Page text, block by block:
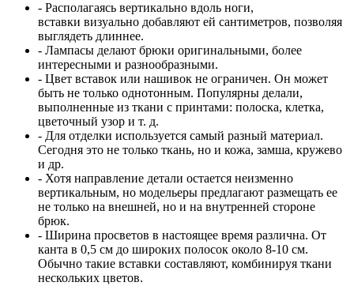
- Располагаясь вертикально вдоль ноги,
вставки визуально добавляют ей сантиметров, позволяя
выглядеть длиннее.
- Лампасы делают брюки оригинальными, более
интересными и разнообразными.
- Цвет вставок или нашивок не ограничен. Он может
быть не только однотонным. Популярны делали,
выполненные из ткани с принтами: полоска, клетка,
цветочный узор и т. д.
- Для отделки используется самый разный материал.
Сегодня это не только ткань, но и кожа, замша, кружево
и др.
- Хотя направление детали остается неизменно
вертикальным, но модельеры предлагают размещать ее
не только на внешней, но и на внутренней стороне
брюк.
- Ширина просветов в настоящее время различна. От
канта в 0,5 см до широких полосок около 8-10 см.
Обычно такие вставки составляют, комбинируя ткани
нескольких цветов.